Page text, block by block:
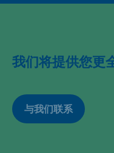
我们将提供您更
与我们联系